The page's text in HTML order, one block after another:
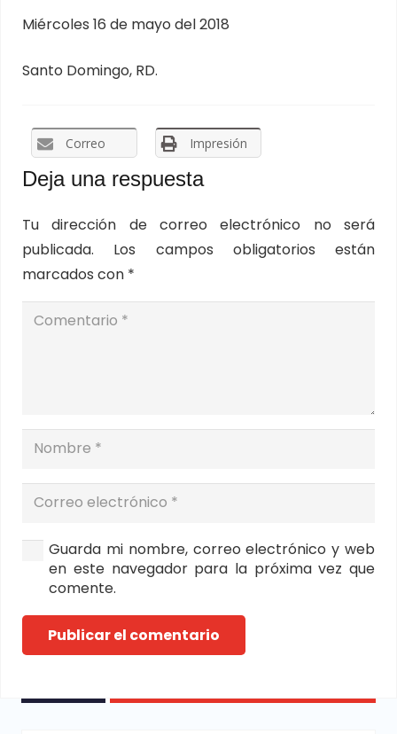
Miércoles 16 de mayo del 2018
Santo Domingo, RD.
Correo Impresión
Deja una respuesta
Tu dirección de correo electrónico no será
publicada.
Los campos obligatorios están
marcados con *
Guarda mi nombre, correo electrónico y web
en este navegador para la próxima vez que
comente.
Publicar el comentario